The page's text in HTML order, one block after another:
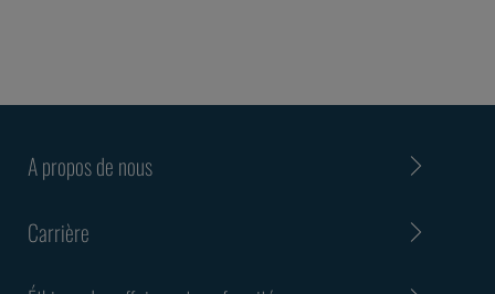
A propos de nous
Carrière